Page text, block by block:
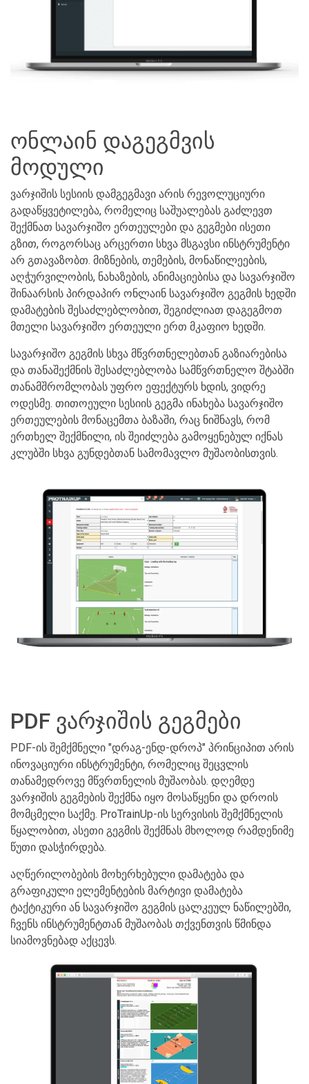
ონლაინ დაგეგმვის
მოდული
ვარჯიშის სესიის დამგეგმავი არის რევოლუციური
გადაწყვეტილება, რომელიც საშუალებას გაძლევთ
შექმნათ სავარჯიშო ერთეულები და გეგმები ისეთი
გზით, როგორსაც არცერთი სხვა მსგავსი ინსტრუმენტი
არ გთავაზობთ. მიზნების, თემების, მონაწილეების,
აღჭურვილობის, ნახაზების, ანიმაციებისა და სავარჯიშო
შინაარსის პირდაპირ ონლაინ სავარჯიშო გეგმის ხედში
დამატების შესაძლებლობით, შეგიძლიათ დაგეგმოთ
მთელი სავარჯიშო ერთეული ერთ მკაფიო ხედში.
სავარჯიშო გეგმის სხვა მწვრთნელებთან გაზიარებისა
და თანაშექმნის შესაძლებლობა სამწვრთნელო შტაბში
თანამშრომლობას უფრო ეფექტურს ხდის, ვიდრე
ოდესმე. თითოეული სესიის გეგმა ინახება სავარჯიშო
ერთეულების მონაცემთა ბაზაში, რაც ნიშნავს, რომ
ერთხელ შექმნილი, ის შეიძლება გამოყენებულ იქნას
კლუბში სხვა გუნდებთან სამომავლო მუშაობისთვის.
PDF ვარჯიშის გეგმები
PDF-ის შემქმნელი "დრაგ-ენდ-დროპ" პრინციპით არის
ინოვაციური ინსტრუმენტი, რომელიც შეცვლის
თანამედროვე მწვრთნელის მუშაობას. დღემდე
ვარჯიშის გეგმების შექმნა იყო მოსაწყენი და დროის
მომცმელი საქმე. ProTrainUp-ის სერვისის შემქმნელის
წყალობით, ასეთი გეგმის შექმნას მხოლოდ რამდენიმე
წუთი დასჭირდება.
აღწერილობების მოხერხებული დამატება და
გრაფიკული ელემენტების მარტივი დამატება
ტაქტიკური ან სავარჯიშო გეგმის ცალკეულ ნაწილებში,
ჩვენს ინსტრუმენტთან მუშაობას თქვენთვის წმინდა
სიამოვნებად აქცევს.